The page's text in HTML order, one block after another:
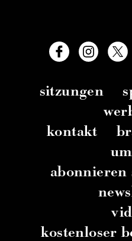
sitzungen
kontakt
abonnieren
kostenloser